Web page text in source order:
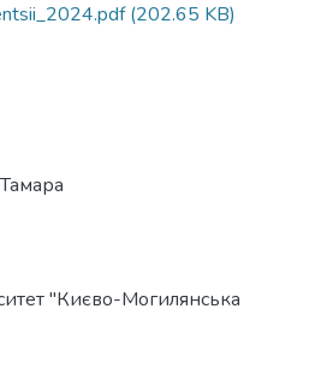
(202.65 KB)
"Києво-Могилянська